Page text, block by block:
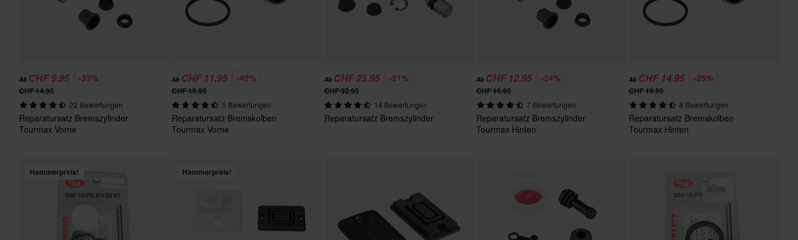
Ab CHF 9.95 -33%
CHF 14.95
22 Bewertungen
Reparatursatz Bremszylinder
Tourmax Vorne
Ab CHF 11.95 -40%
CHF 19.95
5 Bewertungen
Reparatursatz Bremskolben
Tourmax Vorne
Ab CHF 25.95 -21%
CHF 32.95
14 Bewertungen
Reparatursatz Bremszylinder
Ab CHF 12.95 -24%
CHF 16.95
7 Bewertungen
Reparatursatz Bremszylinder
Tourmax Hinten
Ab CHF 14.95 -25%
CHF 19.95
8 Bewertungen
Reparatursatz Bremskolben
Tourmax Hinten
Hammerpreis! Hammerpreis!